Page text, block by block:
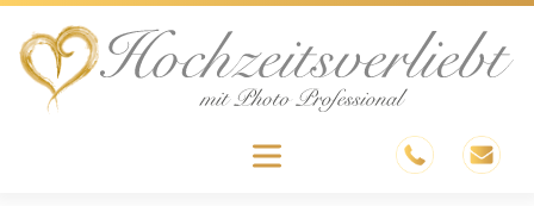
Skip
content
Menu